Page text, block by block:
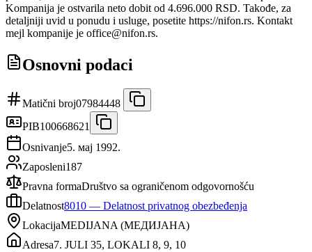
Kompanija je ostvarila neto dobit od 4.696.000 RSD. Takođe, za
detaljniji uvid u ponudu i usluge, posetite https://nifon.rs. Kontakt
mejl kompanije je office@nifon.rs.
Osnovni podaci
Matični broj07984448
PIB100668621
Osnivanje5. мај 1992.
Zaposleni187
Pravna formaDruštvo sa ograničenom odgovornošću
Delatnost8010 — Delatnost privatnog obezbeđenja
LokacijaMEDIJANA (МЕДИЈАНА)
Adresa7. JULI 35, LOKALI 8, 9, 10